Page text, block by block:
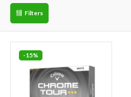
Filters
-15%